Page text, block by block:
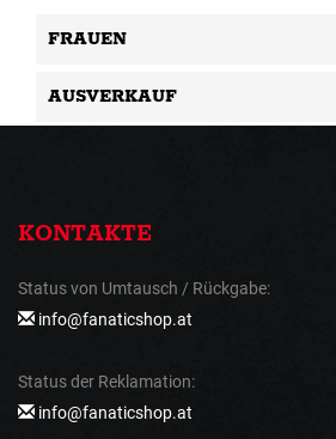
FRAUEN
AUSVERKAUF
KONTAKTE
Status von Umtausch / Rückgabe:
info@fanaticshop.at
Status der Reklamation:
info@fanaticshop.at